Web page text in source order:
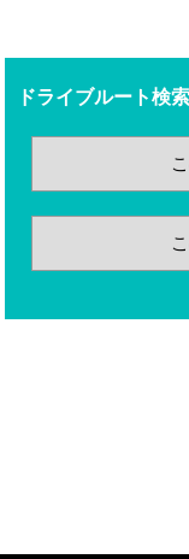
ドライブルート検索